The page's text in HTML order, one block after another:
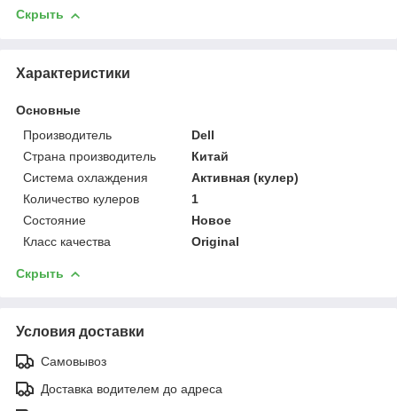
Скрыть
Характеристики
Основные
Производитель
Dell
Страна производитель
Китай
Система охлаждения
Активная (кулер)
Количество кулеров
1
Состояние
Новое
Класс качества
Original
Скрыть
Условия доставки
Самовывоз
Доставка водителем до адреса